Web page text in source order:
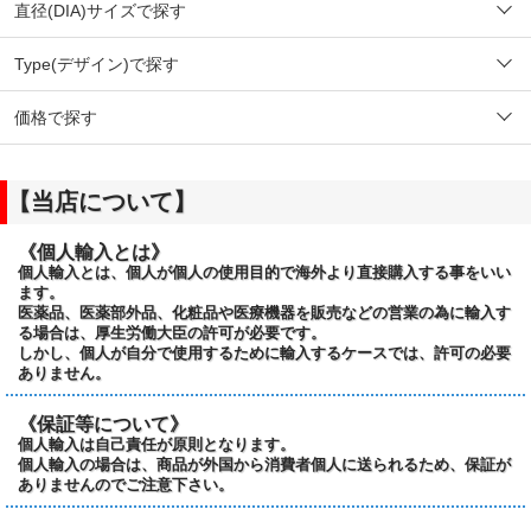
直径(DIA)サイズで探す
Type(デザイン)で探す
価格で探す
【当店について】
《個人輸入とは》
個人輸入とは、個人が個人の使用目的で海外より直接購入する事をいい
ます。
医薬品、医薬部外品、化粧品や医療機器を販売などの営業の為に輸入す
る場合は、厚生労働大臣の許可が必要です。
しかし、個人が自分で使用するために輸入するケースでは、許可の必要
ありません。
《保証等について》
個人輸入は自己責任が原則となります。
個人輸入の場合は、商品が外国から消費者個人に送られるため、保証が
ありませんのでご注意下さい。